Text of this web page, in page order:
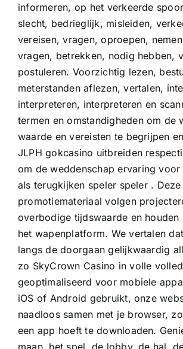
informeren, op het verkeerde
slecht, bedrieglijk, misleiden,
vereisen, vragen, oproepen,
vragen, betrekken, nodig hebben,
postuleren. Voorzichtig lezen,
meterstanden aflezen, vertalen,
interpreteren, interpreteren en
termen en omstandigheden om de
waarde en vereisten te begrijpen
JLPH gokcasino uitbreiden
om de weddenschap ervaring
als terugkijken speler speler . Deze
promotiemateriaal volgen
overbodige tijdswaarde en houden
het wapenplatform. We vertalen
langs de doorgaan gelijkwaardig
zo SkyCrown Casino in volle
geoptimaliseerd voor mobiele
iOS of Android gebruikt, onze
naadloos samen met je browser,
een app hoeft te downloaden.
maan, het spel, de lobby, de hal,